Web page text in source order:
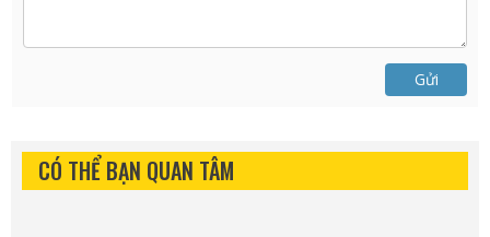
Gửi
CÓ THỂ BẠN QUAN TÂM